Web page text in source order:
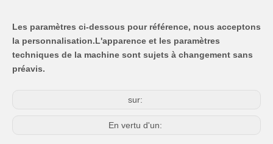
Les paramètres ci-dessous pour référence, nous acceptons
la personnalisation.L'apparence et les paramètres
techniques de la machine sont sujets à changement sans
préavis.
sur:
En vertu d'un: